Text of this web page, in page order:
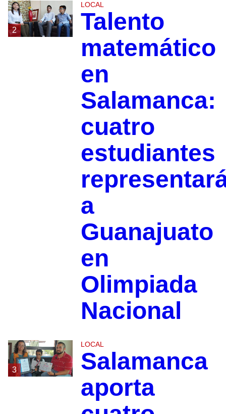
2
LOCAL
Talento
matemático
en
Salamanca:
cuatro
estudiantes
a
Guanajuato
en
Olimpiada
Nacional
3
LOCAL
Salamanca
aporta